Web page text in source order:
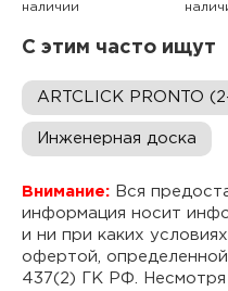
наличии
С этим часто ищут
ARTCLICK PRONTO
Инженерная доска
Внимание: Вся
информация носит
и ни при каких
офертой,
437(2) ГК РФ.